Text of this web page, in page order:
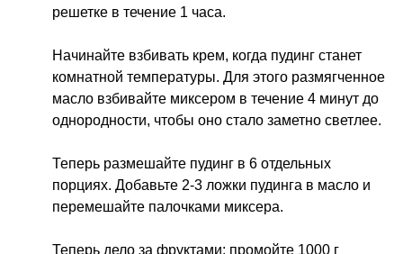
решетке в течение 1 часа.
Начинайте взбивать крем, когда пудинг станет
комнатной температуры. Для этого размягченное
масло взбивайте миксером в течение 4 минут до
однородности, чтобы оно стало заметно светлее.
Теперь размешайте пудинг в 6 отдельных
порциях. Добавьте 2-3 ложки пудинга в масло и
перемешайте палочками миксера.
Теперь дело за фруктами: промойте 1000 г